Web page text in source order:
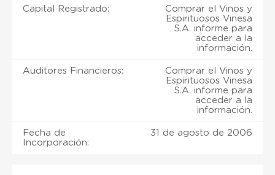
Capital Registrado:
Comprar el Vinos y
Espirituosos Vinesa
S.A. informe para
acceder a la
información.
Auditores Financieros:
Comprar el Vinos y
Espirituosos Vinesa
S.A. informe para
acceder a la
información.
Fecha de
Incorporación:
31 de agosto de 2006